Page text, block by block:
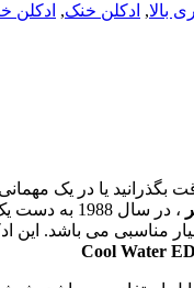
بالا, ادکلن خنک, ادکلن
یا در یک
می باشد. این
Cool Water